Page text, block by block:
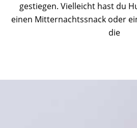
gestiegen. Vielleicht hast du
einen Mitternachtssnack oder
die